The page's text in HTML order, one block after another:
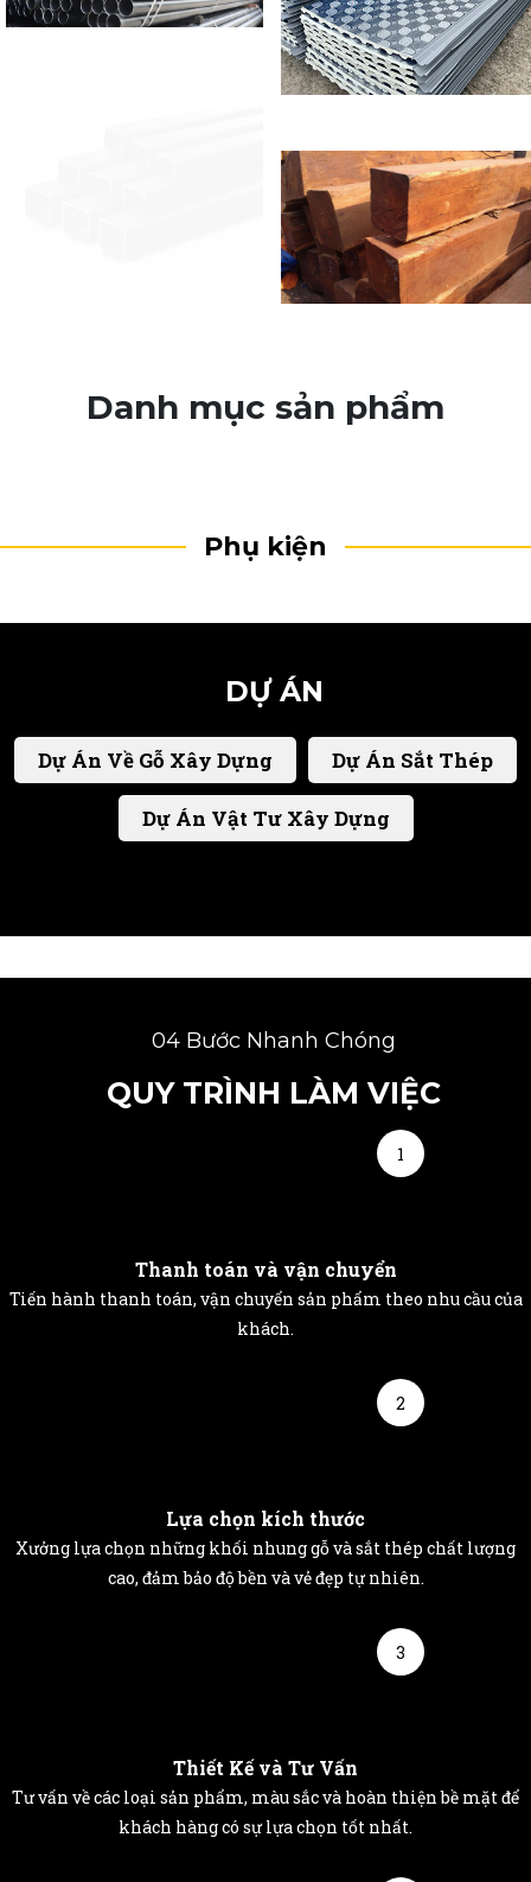
Danh mục sản phẩm
Phụ kiện
DỰ ÁN
Dự Án Về Gỗ Xây Dựng Dự Án Sắt Thép
Dự Án Vật Tư Xây Dựng
04 Bước Nhanh Chóng
QUY TRÌNH LÀM VIỆC
1
Thanh toán và vận chuyển
Tiến hành thanh toán, vận chuyển sản phẩm theo nhu cầu của
khách.
2
Lựa chọn kích thước
Xưởng lựa chọn những khối nhung gỗ và sắt thép chất lượng
cao, đảm bảo độ bền và vẻ đẹp tự nhiên.
3
Thiết Kế và Tư Vấn
Tư vấn về các loại sản phẩm, màu sắc và hoàn thiện bề mặt để
khách hàng có sự lựa chọn tốt nhất.